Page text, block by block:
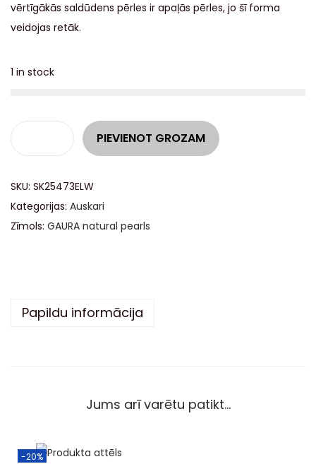
vērtīgākās saldūdens pērles ir apaļās pērles, jo šī forma
veidojas retāk.
1 in stock
PIEVIENOT GROZAM
SKU: SK25473ELW
Kategorijas: Auskari
Zīmols: GAURA natural pearls
Papildu informācija
Jums arī varētu patikt…
-20%